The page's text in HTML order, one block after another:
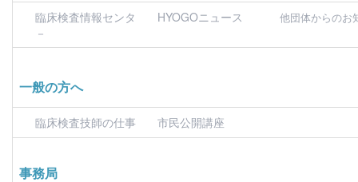
臨床検査情報センタ
－
HYOGOニュース 他団体からのお
一般の方へ
臨床検査技師の仕事 市民公開講座
事務局